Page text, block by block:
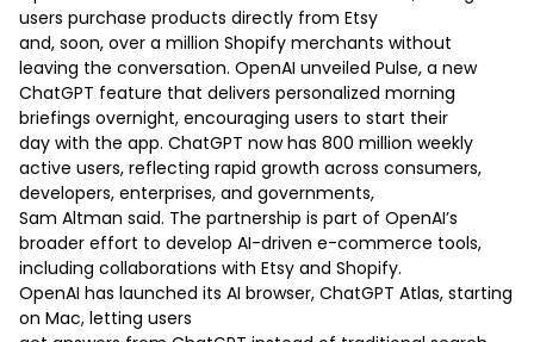
users purchase products directly from Etsy
and, soon, over a million Shopify merchants without
leaving the conversation. OpenAI unveiled Pulse, a new
ChatGPT feature that delivers personalized morning
briefings overnight, encouraging users to start their
day with the app. ChatGPT now has 800 million weekly
active users, reflecting rapid growth across consumers,
developers, enterprises, and governments,
Sam Altman said. The partnership is part of OpenAI’s
broader effort to develop AI-driven e-commerce tools,
including collaborations with Etsy and Shopify.
OpenAI has launched its AI browser, ChatGPT Atlas, starting
on Mac, letting users